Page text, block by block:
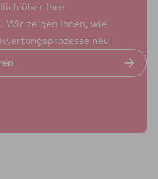
über Ihre
Wir zeigen Ihnen, wie
neu